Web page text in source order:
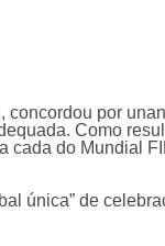
concordou por
Como
cada do Mundial
única” de